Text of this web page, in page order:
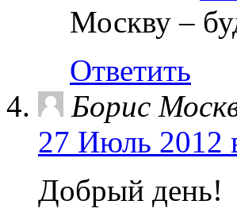
Москву –
Ответить
Борис
27 Июль 2012
Добрый день!